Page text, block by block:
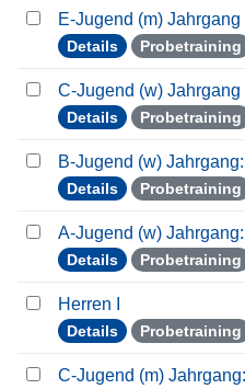
E-Jugend (m)
Details Probetraining
C-Jugend (w)
Details Probetraining
B-Jugend (w)
Details Probetraining
A-Jugend (w)
Details Probetraining
Herren I
Details Probetraining
C-Jugend (m)